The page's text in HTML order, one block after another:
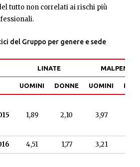
tutto non correlati ai rischi più
del Gruppo per genere e sede
LINATE MALPENSA
UOMINI DONNE UOMINI
1,89 2,10 3,97
4,51 1,77 3,21